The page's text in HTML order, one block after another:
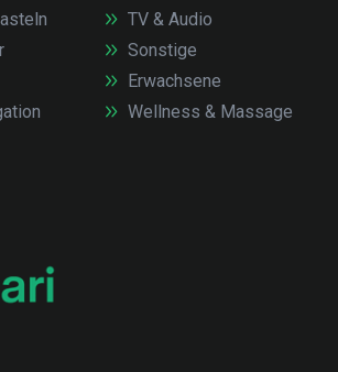
TV & Audio
Sonstige
Erwachsene
Wellness & Massage